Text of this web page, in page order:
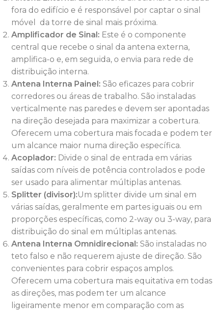
€4,88 €6,50
fora do edifício e é responsável por captar o sinal
móvel da torre de sinal mais próxima.
Amplificador de Sinal: Este é o componente
central que recebe o sinal da antena externa,
amplifica-o e, em seguida, o envia para rede de
distribuição interna.
Antena Interna Painel: São eficazes para cobrir
corredores ou áreas de trabalho. São instaladas
verticalmente nas paredes e devem ser apontadas
na direção desejada para maximizar a cobertura.
Oferecem uma cobertura mais focada e podem ter
um alcance maior numa direção específica.
Acoplador: Divide o sinal de entrada em várias
saídas com níveis de potência controlados e pode
ser usado para alimentar múltiplas antenas.
Splitter (divisor):Um splitter divide um sinal em
várias saídas, geralmente em partes iguais ou em
proporções específicas, como 2-way ou 3-way, para
distribuição do sinal em múltiplas antenas.
Antena Interna Omnidirecional: São instaladas no
teto falso e não requerem ajuste de direção. São
convenientes para cobrir espaços amplos.
Oferecem uma cobertura mais equitativa em todas
as direções, mas podem ter um alcance
ligeiramente menor em comparação com as